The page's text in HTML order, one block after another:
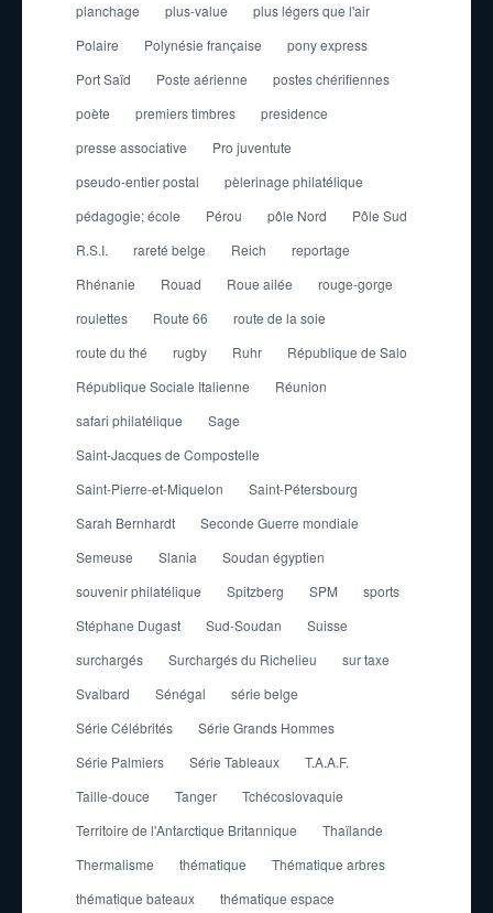
planchage
plus-value
plus légers que l'air
Polaire
Polynésie française
pony express
Port Saïd
Poste aérienne
postes chérifiennes
poète
premiers timbres
presidence
presse associative
Pro juventute
pseudo-entier postal
pèlerinage philatélique
pédagogie; école
Pérou pôle Nord
Pôle Sud
R.S.I.
rareté belge Reich
reportage
Rhénanie
Rouad Roue ailée
rouge-gorge
roulettes
Route 66
route de la soie
route du thé
rugby Ruhr
République de Salo
République Sociale Italienne
Réunion
safari philatélique
Sage
Saint-Jacques de Compostelle
Saint-Pierre-et-Miquelon
Saint-Pétersbourg
Sarah Bernhardt
Seconde Guerre mondiale
Semeuse
Slania
Soudan égyptien
souvenir philatélique
Spitzberg SPM
sports
Stéphane Dugast
Sud-Soudan
Suisse
surchargés
Surchargés du Richelieu
sur taxe
Svalbard
Sénégal
série belge
Série Célébrités
Série Grands Hommes
Série Palmiers
Série Tableaux
T.A.A.F.
Taille-douce
Tanger
Tchécoslovaquie
Territoire de l'Antarctique Britannique
Thaïlande
Thermalisme
thématique
Thématique arbres
thématique bateaux
thématique espace